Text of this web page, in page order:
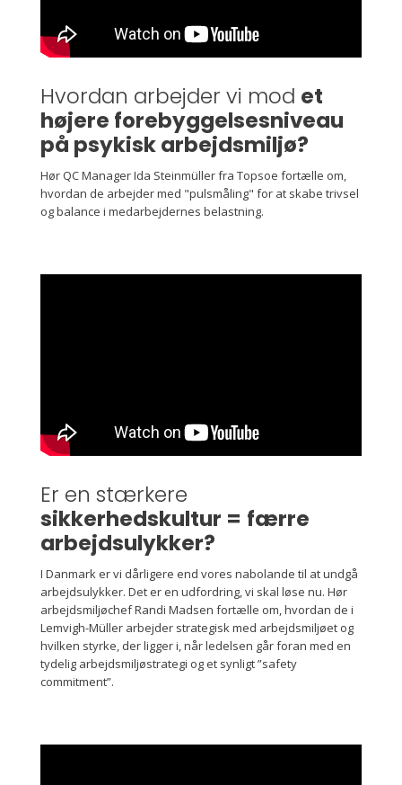
Hvordan arbejder vi mod et
højere forebyggelsesniveau
på psykisk arbejdsmiljø?
Hør QC Manager Ida Steinmüller fra Topsoe fortælle om,
hvordan de arbejder med "pulsmåling" for at skabe trivsel
og balance i medarbejdernes belastning.
sikkerhedskultur = færre
arbejdsulykker?
I Danmark er vi dårligere end vores nabolande til at undgå
arbejdsulykker. Det er en udfordring, vi skal løse nu. Hør
arbejdsmiljøchef Randi Madsen fortælle om, hvordan de i
Lemvigh-Müller arbejder strategisk med arbejdsmiljøet og
hvilken styrke, der ligger i, når ledelsen går foran med en
tydelig arbejdsmiljøstrategi og et synligt ”safety
commitment”.